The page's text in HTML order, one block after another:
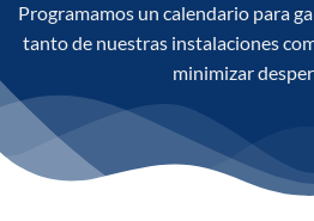
Programamos un calendario para
tanto de nuestras instalaciones
minimizar